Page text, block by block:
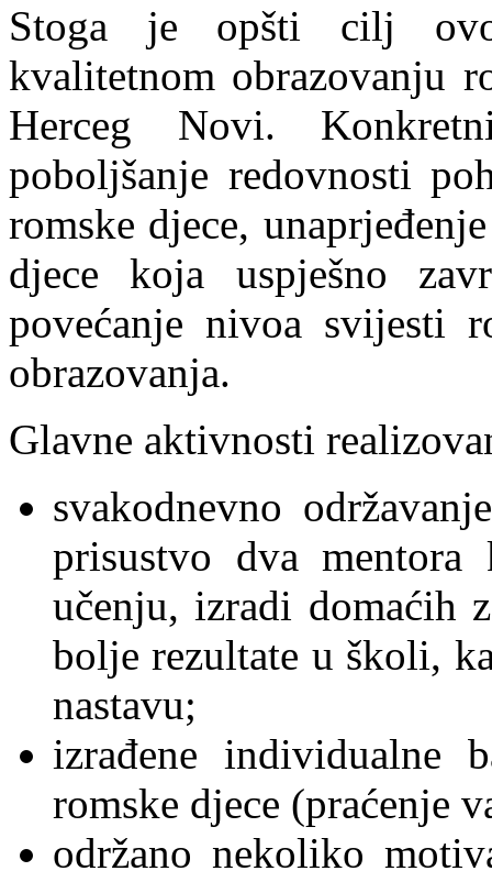
Stoga je opšti cilj
kvalitetnom obrazovanju
Herceg Novi.
poboljšanje redovnosti
romske djece,
djece koja uspješno
povećanje nivoa svijesti
obrazovanja.
Glavne aktivnosti
svakodnevno
prisustvo dva
učenju, izradi domaćih
bolje rezultate u školi,
nastavu;
izrađene individualne
romske djece (praćenje
održano nekoliko